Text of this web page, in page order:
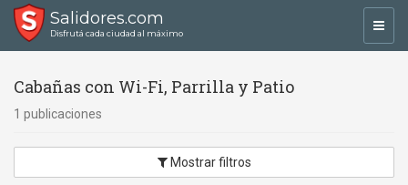
Salidores.com
Disfrutá cada ciudad al máximo
Cabañas con Wi-Fi, Parrilla y Patio
1 publicaciones
Mostrar filtros